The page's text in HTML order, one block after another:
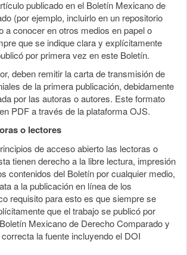
publicado en el Boletín Mexicano de
(por ejemplo, incluirlo en un repositorio
a conocer en otros medios en papel o
que se indique clara y explícitamente
por primera vez en este Boletín.
deben remitir la carta de transmisión de
de la primera publicación, debidamente
por las autoras o autores. Este formato
PDF a través de la plataforma OJS.
o lectores
de acceso abierto las lectoras o
tienen derecho a la libre lectura, impresión
contenidos del Boletín por cualquier medio,
a la publicación en línea de los
requisito para esto es que siempre se
que el trabajo se publicó por
Mexicano de Derecho Comparado y
la fuente incluyendo el DOI